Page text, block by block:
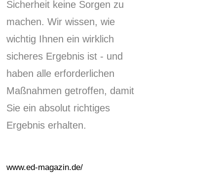
Sicherheit keine Sorgen zu
machen. Wir wissen, wie
wichtig Ihnen ein wirklich
sicheres Ergebnis ist - und
haben alle erforderlichen
Maßnahmen getroffen, damit
Sie ein absolut richtiges
Ergebnis erhalten.
www.ed-magazin.de/